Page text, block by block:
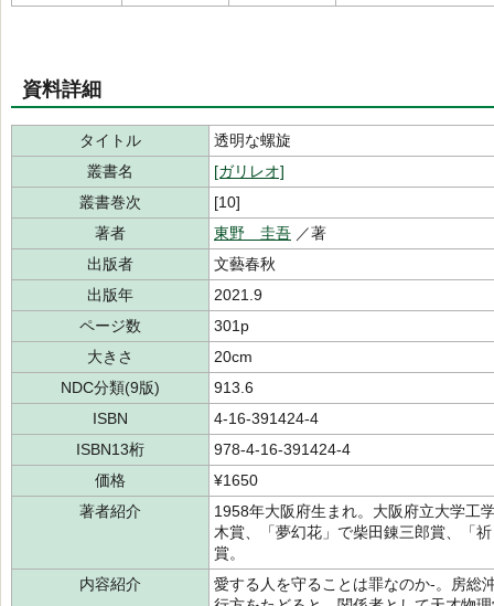
資料詳細
タイトル
透明な螺旋
叢書名
[ガリレオ]
叢書巻次
[10]
著者
東野 圭吾 ／著
出版者
文藝春秋
出版年
2021.9
ページ数
301p
大きさ
20cm
NDC分類(9版)
913.6
ISBN
4-16-391424-4
ISBN13桁
978-4-16-391424-4
価格
¥1650
著者紹介
1958年大阪府生まれ。大阪府立大学工
木賞、「夢幻花」で柴田錬三郎賞、「
賞。
内容紹介
愛する人を守ることは罪なのか-。房総